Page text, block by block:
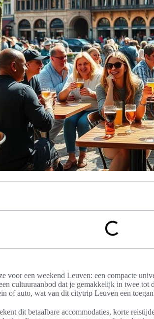
voor een weekend Leuven: een compacte
cultuuraanbod dat je gemakkelijk in twee tot
of auto, wat van dit citytrip Leuven een
dit betaalbare accommodaties, korte